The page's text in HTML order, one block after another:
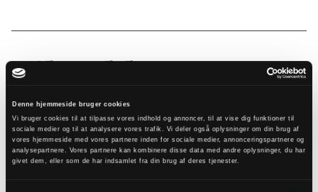
Denne hjemmeside bruger cookies
Vi bruger cookies til at tilpasse vores indhold og annoncer, til at vise dig funktioner til
sociale medier og til at analysere vores trafik. Vi deler også oplysninger om din brug af
vores hjemmeside med vores partnere inden for sociale medier, annonceringspartnere og
analysepartnere. Vores partnere kan kombinere disse data med andre oplysninger, du har
givet dem, eller som de har indsamlet fra din brug af deres tjenester.
Tilmeld
nyhedsbrev
Tilmeld